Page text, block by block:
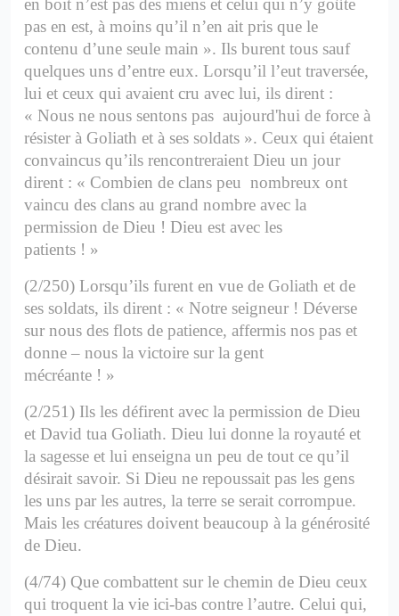
en boit n’est pas des miens et celui qui n’y goûte
pas en est, à moins qu’il n’en ait pris que le
contenu d’une seule main ». Ils burent tous sauf
quelques uns d’entre eux. Lorsqu’il l’eut traversée,
lui et ceux qui avaient cru avec lui, ils dirent :
« Nous ne nous sentons pas aujourd'hui de force à
résister à Goliath et à ses soldats ». Ceux qui étaient
convaincus qu’ils rencontreraient Dieu un jour
dirent : « Combien de clans peu nombreux ont
vaincu des clans au grand nombre avec la
permission de Dieu ! Dieu est avec les
patients ! »
(2/250) Lorsqu’ils furent en vue de Goliath et de
ses soldats, ils dirent : « Notre seigneur ! Déverse
sur nous des flots de patience, affermis nos pas et
donne – nous la victoire sur la gent
mécréante ! »
(2/251) Ils les défirent avec la permission de Dieu
et David tua Goliath. Dieu lui donne la royauté et
la sagesse et lui enseigna un peu de tout ce qu’il
désirait savoir. Si Dieu ne repoussait pas les gens
les uns par les autres, la terre se serait corrompue.
Mais les créatures doivent beaucoup à la générosité
de Dieu.
(4/74) Que combattent sur le chemin de Dieu ceux
qui troquent la vie ici-bas contre l’autre. Celui qui,